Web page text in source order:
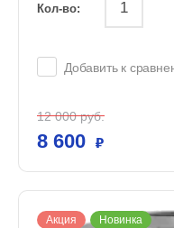
Кол-во:
Добавить к
12 000руб.
8 600
Акция Новинка